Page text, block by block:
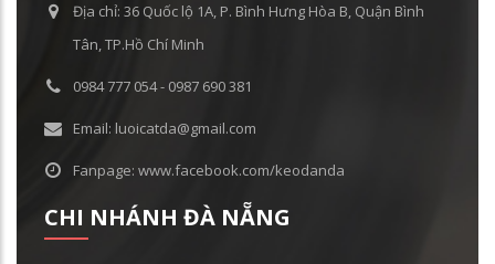
Địa chỉ: 36 Quốc lộ 1A, P. Bình Hưng Hòa B, Quận Bình
Tân, TP.Hồ Chí Minh
0984 777 054 - 0987 690 381
Email: luoicatda@gmail.com
Fanpage: www.facebook.com/keodanda
CHI NHÁNH ĐÀ NẴNG